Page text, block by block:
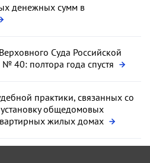
денежных сумм в
Суда Российской
40: полтора года спустя
практики, связанных со
общедомовых
жилых домах